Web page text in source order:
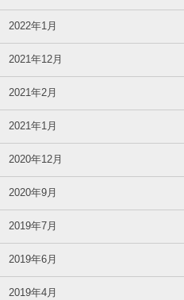
2022年1月
2021年12月
2021年2月
2021年1月
2020年12月
2020年9月
2019年7月
2019年6月
2019年4月